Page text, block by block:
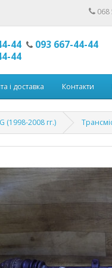
068
44
093 667-44-44
44
і доставка Контакти
(1998-2008 гг.)